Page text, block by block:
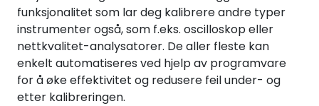
funksjonalitet som lar deg kalibrere andre typer
instrumenter også, som f.eks. oscilloskop eller
nettkvalitet-analysatorer. De aller fleste kan
enkelt automatiseres ved hjelp av programvare
for å øke effektivitet og redusere feil under- og
etter kalibreringen.
Navigasjon & Kommunikasjon
Maskinvern & Instrumentering